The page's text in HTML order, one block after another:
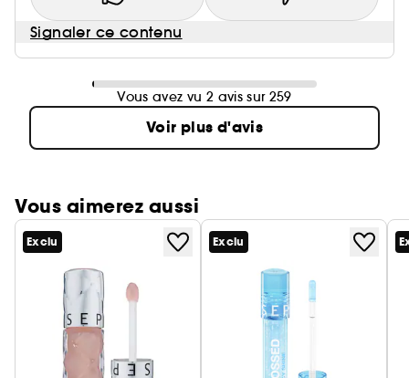
Signaler ce contenu
Vous avez vu 2 avis sur 259
Voir plus d'avis
Vous aimerez aussi
Exclu Exclu